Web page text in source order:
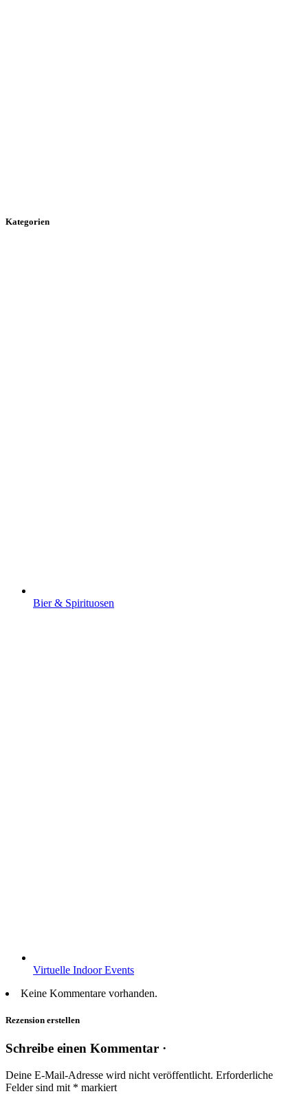
Kategorien
Bier & Spirituosen
Virtuelle Indoor Events
Keine Kommentare vorhanden.
Rezension erstellen
Schreibe einen Kommentar ·
Deine E-Mail-Adresse wird nicht veröffentlicht. Erforderliche
Felder sind mit * markiert